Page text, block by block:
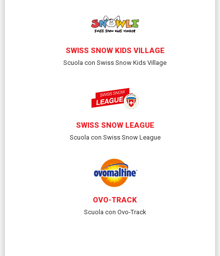
SWISS SNOW KIDS VILLAGE
Scuola con Swiss Snow Kids Village
SWISS SNOW LEAGUE
Scuola con Swiss Snow League
OVO-TRACK
Scuola con Ovo-Track